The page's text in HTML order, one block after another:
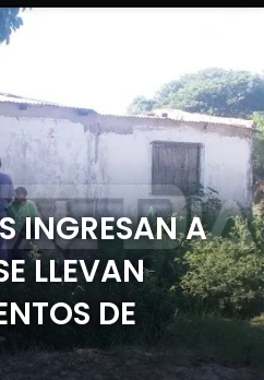
INGRESAN A
LLEVAN
DE